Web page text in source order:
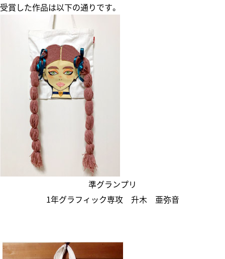
受賞した作品は以下の通りです。
準グランプリ
1年グラフィック専攻 升木 亜弥音